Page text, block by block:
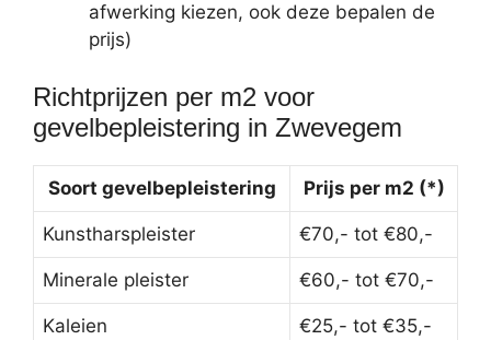
afwerking kiezen, ook deze bepalen de
prijs)
Richtprijzen per m2 voor
gevelbepleistering in Zwevegem
Soort gevelbepleistering Prijs per m2 (*)
Kunstharspleister €70,- tot €80,-
Minerale pleister €60,- tot €70,-
Kaleien €25,- tot €35,-